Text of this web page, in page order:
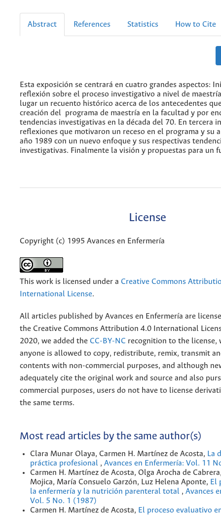
Abstract References Statistics How to Cite
Esta exposición se centrará en cuatro grandes aspectos:
reflexión sobre el proceso investigativo a nivel de
lugar un recuento histórico acerca de los antecedentes
creación del programa de maestría en la facultad y por
tendencias investigativas en la década del 70. En tercera
reflexiones que motivaron un receso en el programa y su
año 1989 con un nuevo enfoque y sus respectivas
investigativas. Finalmente la visión y propuestas para un
License
Copyright (c) 1995 Avances en Enfermería
This work is licensed under a Creative Commons
International License.
All articles published by Avances en Enfermería are
the Creative Commons Attribution 4.0 International
2020, we added the CC-BY-NC recognition to the license,
anyone is allowed to copy, redistribute, remix, transmit
contents with non-commercial purposes, and although
adequately cite the original work and source and also
commercial purposes, users do not have to license
the same terms.
Most read articles by the same author(s)
Clara Munar Olaya, Carmen H. Martínez de Acosta, La
práctica profesional , Avances en Enfermería: Vol. 11
Carmen H. Martínez de Acosta, Olga Arocha de
Mojica, María Consuelo Garzón, Luz Helena Aponte, El
la enfermería y la nutrición parenteral total , Avances
Vol. 5 No. 1 (1987)
Carmen H. Martínez de Acosta, El proceso evaluativo